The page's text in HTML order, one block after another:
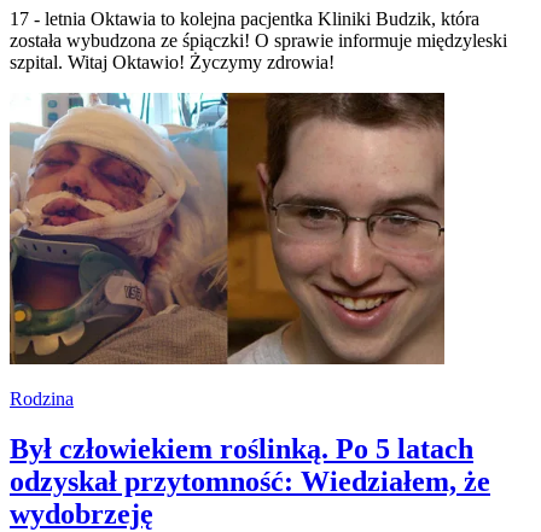
17 - letnia Oktawia to kolejna pacjentka Kliniki Budzik, która
została wybudzona ze śpiączki! O sprawie informuje międzyleski
szpital. Witaj Oktawio! Życzymy zdrowia!
Rodzina
Był człowiekiem roślinką. Po 5 latach
odzyskał przytomność: Wiedziałem, że
wydobrzeję